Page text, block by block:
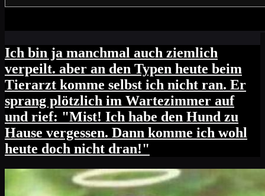
Ich bin ja manchmal auch ziemlich
verpeilt. aber an den Typen heute beim
Tierarzt komme selbst ich nicht ran. Er
sprang plötzlich im Wartezimmer auf
und rief: "Mist! Ich habe den Hund zu
Hause vergessen. Dann komme ich wohl
heute doch nicht dran!"